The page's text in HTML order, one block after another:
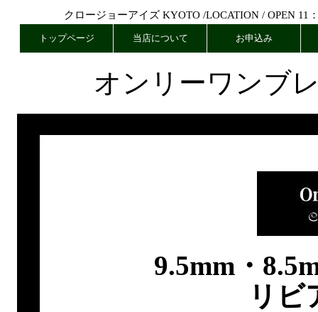
クロージョーアイズ KYOTO /LOCATION/ OPEN 11
トップページ 当店について お申込み
オンリーワンブ
9.5mm・
リビ